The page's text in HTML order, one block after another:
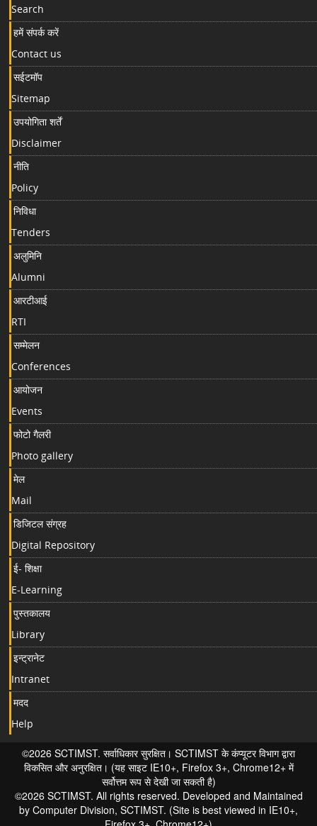
Search
हमें संपर्क करें
Contact us
सईटमॉप
Sitemap
उपयोगिता शर्तें
Disclaimer
नीति
Policy
निविधा
Tenders
अलुमिनि
Alumni
आरटीआई
RTI
सम्मेलन
Conferences
आयोजन
Events
फोटो गैलरी
Photo gallery
मेल
Mail
डिजिटल संग्रह
Digital Repository
ई- शिक्षा
E-Learning
पुस्तकालय
Library
इन्ट्रानेट
Intranet
मदद
Help
©2026 SCTIMST. सर्वाधिकार सुरक्षित। SCTIMST के कंप्यूटर विभाग द्वारा
विकसित और अनुरक्षित। (यह साइट IE10+, Firefox 3+, Chrome12+ में
सर्वोत्तम रूप से देखी जा सकती है)
©2026 SCTIMST. All rights reserved. Developed and Maintained
by Computer Division, SCTIMST. (Site is best viewed in IE10+,